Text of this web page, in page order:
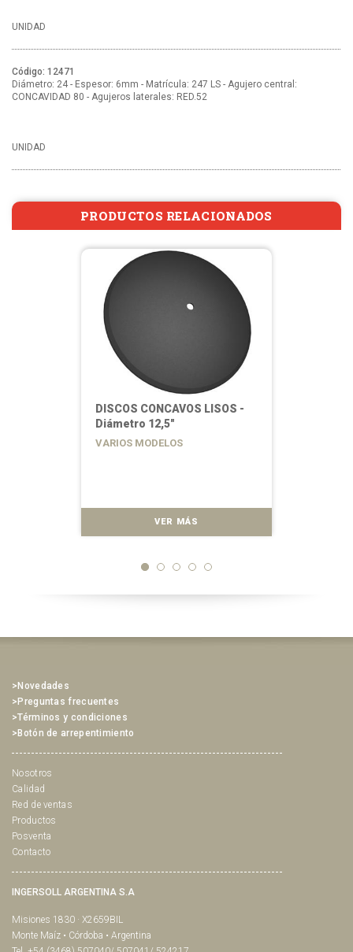
UNIDAD
Código: 12471
Diámetro: 24 - Espesor: 6mm - Matrícula: 247 LS - Agujero central:
CONCAVIDAD 80 - Agujeros laterales: RED.52
UNIDAD
PRODUCTOS RELACIONADOS
DISCOS CONCAVOS LISOS -
Diámetro 12,5"
VARIOS MODELOS
VER MÁS
>Novedades
>Preguntas frecuentes
>Términos y condiciones
>Botón de arrepentimiento
Nosotros
Calidad
Red de ventas
Productos
Posventa
Contacto
INGERSOLL ARGENTINA S.A
Misiones 1830 · X2659BIL
Monte Maíz • Córdoba • Argentina